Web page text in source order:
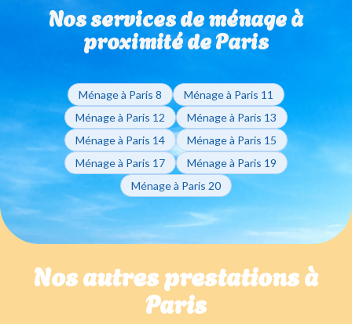
nos intervenants, et non par un contrat contraignant..
Nos services de ménage à
proximité de Paris
Ménage à Paris 8
Ménage à Paris 11
Ménage à Paris 12
Ménage à Paris 13
Ménage à Paris 14
Ménage à Paris 15
Ménage à Paris 17
Ménage à Paris 19
Ménage à Paris 20
Nos autres prestations à
Paris